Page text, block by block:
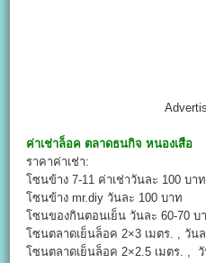
ค่าเช่าล็อค ตลาดธนกิจ หนองเสือ
ราคาค่าเช่า:
โซนข้าง 7-11 ค่าเช่าวันละ 100 บาท
โซนข้าง mr.diy วันละ 100 บาท
โซนของกินตอนเย็น วันละ 60-70 บ
โซนตลาดเย็นล็อค 2×3 เมตร. , วัน
โซนตลาดเย็นล็อค 2×2.5 เมตร. ,